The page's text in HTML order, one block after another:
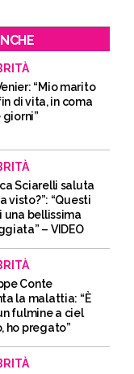
“Mio marito
di vita, in coma
giorni”
Sciarelli saluta
visto?”: “Questi
una bellissima
– VIDEO
Conte
la malattia: “È
fulmine a ciel
ho pregato”